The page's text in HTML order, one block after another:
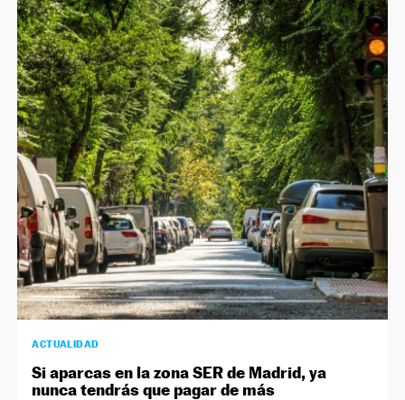
ACTUALIDAD
Si aparcas en la zona SER de Madrid, ya
nunca tendrás que pagar de más